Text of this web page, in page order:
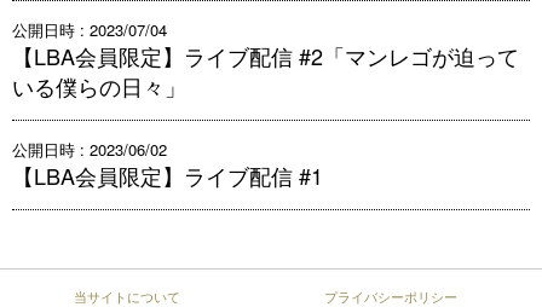
公開日時 : 2023/07/04
【LBA会員限定】ライブ配信 #2「マンレゴが迫って
いる僕らの日々」
公開日時 : 2023/06/02
【LBA会員限定】ライブ配信 #1
当サイトについて プライバシーポリシー